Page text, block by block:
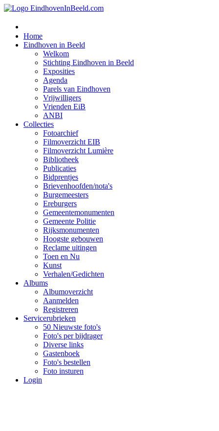
Home
Eindhoven in Beeld
Welkom
Stichting Eindhoven in Beeld
Exposities
Agenda
Parels van Eindhoven
Vrijwilligers
Vrienden EiB
ANBI
Collecties
Fotoarchief
Filmoverzicht EIB
Filmoverzicht Lumière
Bibliotheek
Publicaties
Bidprentjes
Brievenhoofden/nota's
Burgemeesters
Ereburgers
Gemeentemonumenten
Gemeente Politie
Rijksmonumenten
Hoogste gebouwen
Reclame uitingen
Toen en Nu
Kunst
Verhalen/Gedichten
Albums
Albumoverzicht
Aanmelden
Registreren
Servicerubrieken
50 Nieuwste foto's
Foto's per bijdrager
Diverse links
Gastenboek
Foto's bestellen
Foto insturen
Login